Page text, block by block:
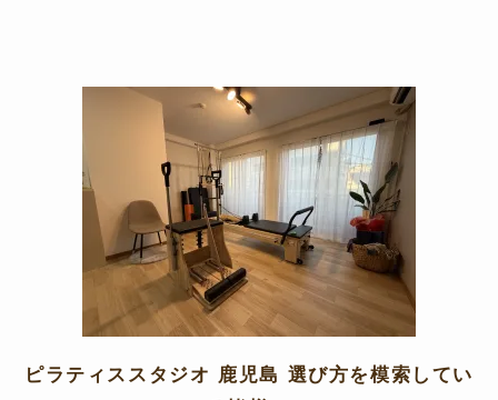
ピラティススタジオ 鹿児島 選び方を模索してい